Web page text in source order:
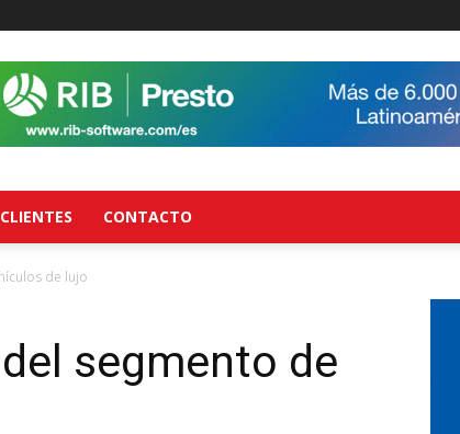
CLIENTES CONTACTO
de lujo
segmento de